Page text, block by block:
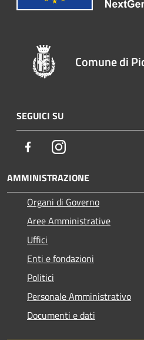
Comune di
SEGUICI SU
FacebookInstagram
AMMINISTRAZIONE
Organi di Governo
Aree Amministrative
Uffici
Enti e fondazioni
Politici
Personale Amministrativo
Documenti e dati